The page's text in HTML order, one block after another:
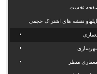
نخست
نقشه های اشتراک حجمی
منظر